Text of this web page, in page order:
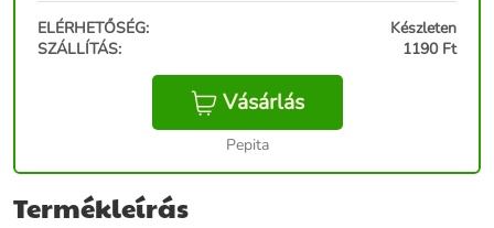
ELÉRHETŐSÉG:
Készleten
SZÁLLÍTÁS:
1190 Ft
Vásárlás
Pepita
Termékleírás